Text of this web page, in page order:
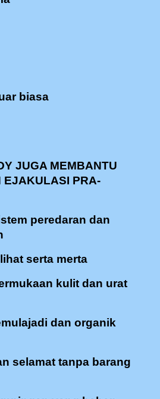
biasa
JUGA MEMBANTU
EJAKULASI PRA-
peredaran dan
serta merta
kulit dan urat
dan organik
selamat tanpa barang